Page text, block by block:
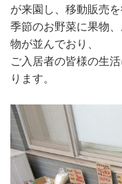
が来園し、移動販売
季節のお野菜に果物
物が並んでおり、
ご入居者の皆様の生
ります。